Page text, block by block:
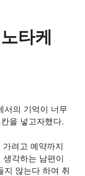
타케
서의 기억이 너무
을 넣고자했다.
려고 예약까지
각하는 남편이
지 않는다 하여 취